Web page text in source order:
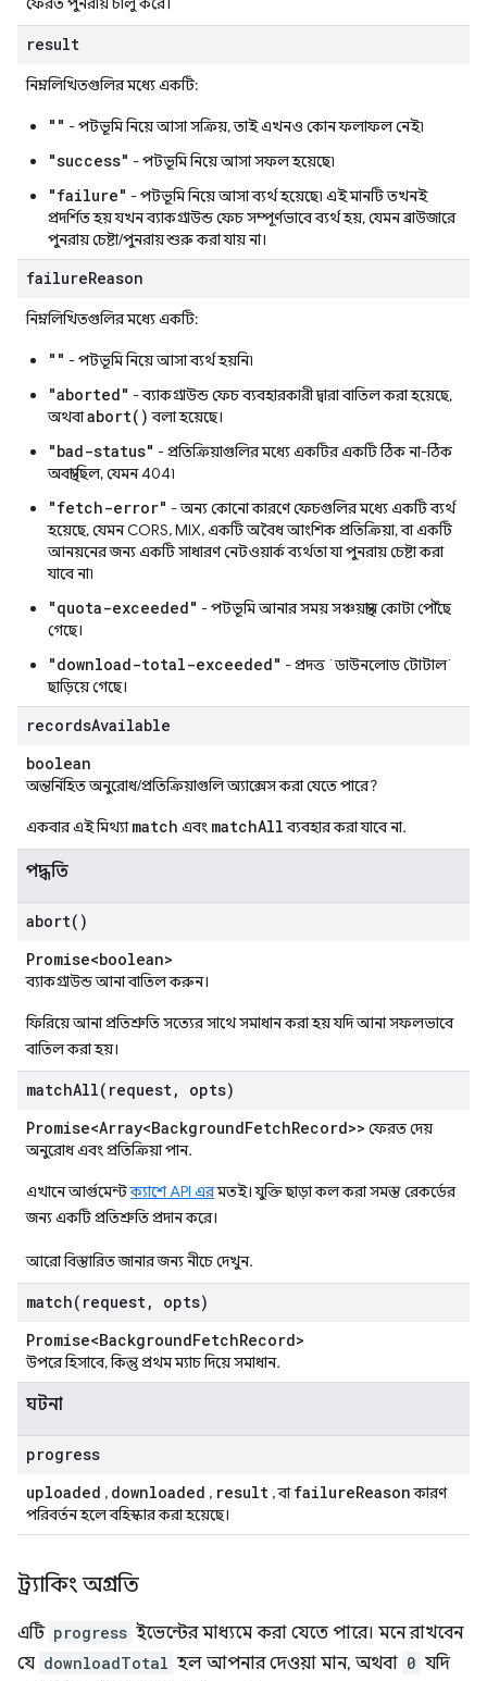
result
নিম্নলিখিতগুলির মধ্যে একটি:
"" - পটভূমি নিয়ে আসা সক্রিয়, তাই এখনও কোন ফলাফল নেই৷
"success" - পটভূমি নিয়ে আসা সফল হয়েছে৷
"failure" - পটভূমি নিয়ে আসা ব্যর্থ হয়েছে৷ এই মানটি তখনই
প্রদর্শিত হয় যখন ব্যাকগ্রাউন্ড ফেচ সম্পূর্ণভাবে ব্যর্থ হয়, যেমন ব্রাউজারে
পুনরায় চেষ্টা/পুনরায় শুরু করা যায় না।
failureReason
নিম্নলিখিতগুলির মধ্যে একটি:
"" - পটভূমি নিয়ে আসা ব্যর্থ হয়নি৷
"aborted" - ব্যাকগ্রাউন্ড ফেচ ব্যবহারকারী দ্বারা বাতিল করা হয়েছে,
অথবাabort() বলা হয়েছে।
"bad-status" - প্রতিক্রিয়াগুলির মধ্যে একটির একটি ঠিক না-ঠিক
অবস্থা ছিল, যেমন 404৷
"fetch-error" - অন্য কোনো কারণে ফেচগুলির মধ্যে একটি ব্যর্থ
হয়েছে, যেমন CORS, MIX, একটি অবৈধ আংশিক প্রতিক্রিয়া, বা একটি
আনয়নের জন্য একটি সাধারণ নেটওয়ার্ক ব্যর্থতা যা পুনরায় চেষ্টা করা
যাবে না৷
"quota-exceeded" - পটভূমি আনার সময় সঞ্চয়স্থান কোটা পৌঁছে
গেছে।
"download-total-exceeded" - প্রদত্ত `ডাউনলোড টোটাল`
ছাড়িয়ে গেছে।
recordsAvailable
boolean
অন্তর্নিহিত অনুরোধ/প্রতিক্রিয়াগুলি অ্যাক্সেস করা যেতে পারে?
একবার এই মিথ্যাmatch এবং matchAllব্যবহার করা যাবে না.
পদ্ধতি
abort( )
Promise<boolean>
ব্যাকগ্রাউন্ড আনা বাতিল করুন।
ফিরিয়ে আনা প্রতিশ্রুতি সত্যের সাথে সমাধান করা হয় যদি আনা সফলভাবে
বাতিল করা হয়।
matchAll( request,
opts)
Promise<Array<BackgroundFetchRecord>> ফেরত দেয়
অনুরোধ এবং প্রতিক্রিয়া পান.
এখানে আর্গুমেন্টক্যাশে API এরমতই। যুক্তি ছাড়া কল করা সমস্ত রেকর্ডের
জন্য একটি প্রতিশ্রুতি প্রদান করে।
আরো বিস্তারিত জানার জন্য নীচে দেখুন.
match( request,
opts)
Promise<BackgroundFetchRecord>
উপরে হিসাবে, কিন্তু প্রথম ম্যাচ দিয়ে সমাধান.
ঘটনা
progress
uploaded , downloaded , result , বাfailureReasonকারণ
পরিবর্তন হলে বহিস্কার করা হয়েছে।
ট্র্যাকিং অগ্রগতি
এটি progress ইভেন্টের মাধ্যমে করা যেতে পারে। মনে রাখবেন
যে downloadTotal হল আপনার দেওয়া মান, অথবা 0 যদি